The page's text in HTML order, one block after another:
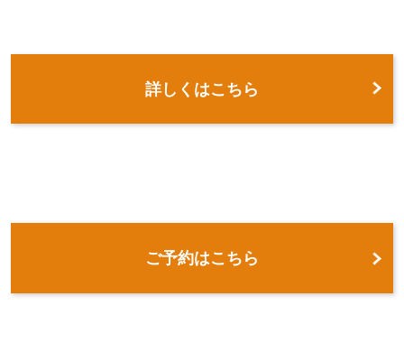
詳しくはこちら
ご予約はこちら